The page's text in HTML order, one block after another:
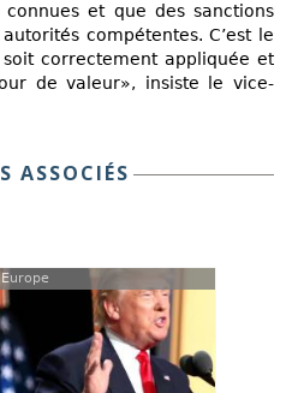
et que des sanctions
compétentes. C’est le
correctement appliquée et
de valeur», insiste le vice-
ASSOCIÉS
Europe